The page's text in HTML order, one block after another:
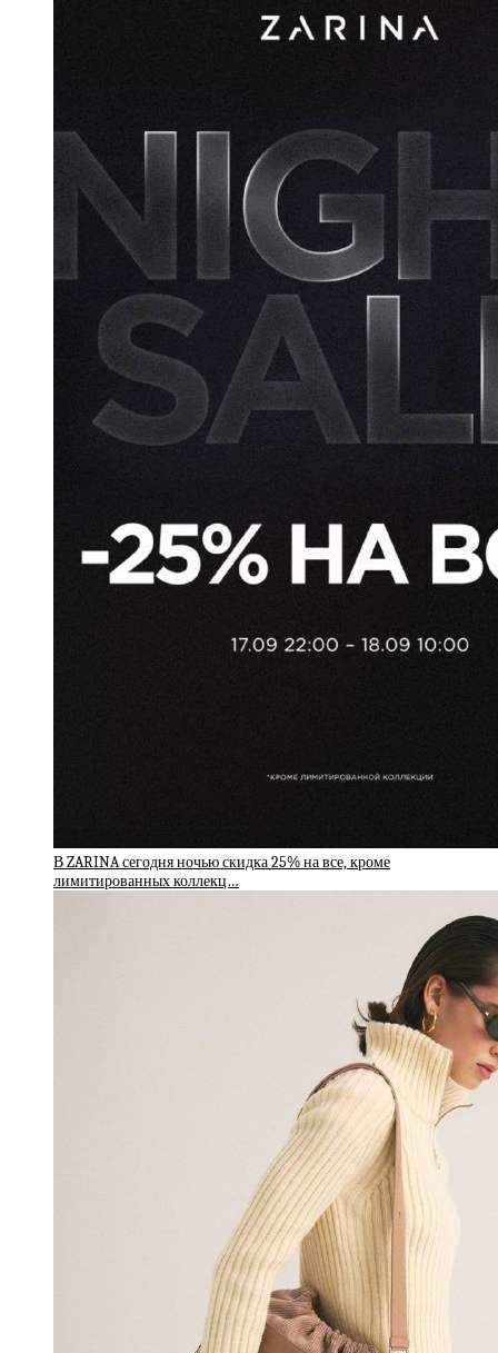
В ZARINA сегодня ночью скидка 25% на все, кроме
лимитированных коллекц…